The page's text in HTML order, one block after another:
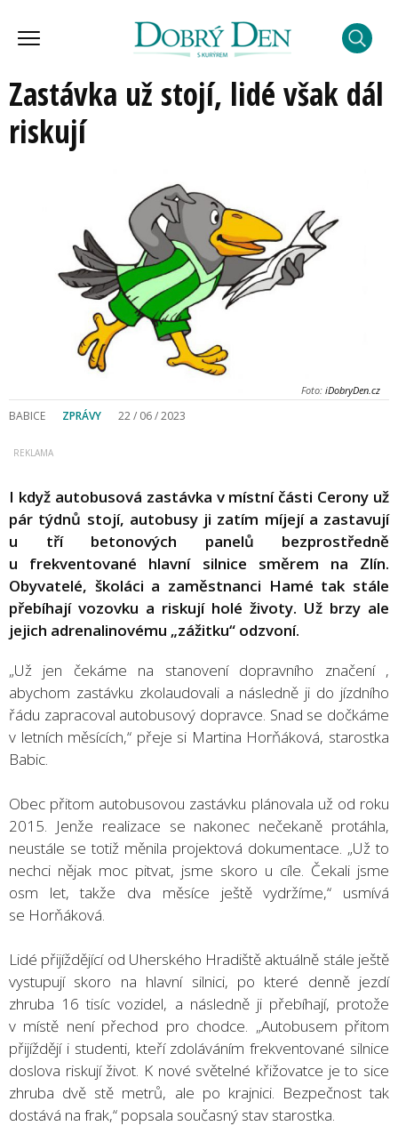
Zastávka už stojí, lidé však dál
riskují
Foto: iDobryDen.cz
BABICE ZPRÁVY 22 / 06 / 2023
I když autobusová zastávka v místní části Cerony už
pár týdnů stojí, autobusy ji zatím míjejí a zastavují
u tří betonových panelů bezprostředně
u frekventované hlavní silnice směrem na Zlín.
Obyvatelé, školáci a zaměstnanci Hamé tak stále
přebíhají vozovku a riskují holé životy. Už brzy ale
jejich adrenalinovému „zážitku“ odzvoní.
„Už jen čekáme na stanovení dopravního značení ,
abychom zastávku zkolaudovali a následně ji do jízdního
řádu zapracoval autobusový dopravce. Snad se dočkáme
v letních měsících,“ přeje si Martina Horňáková, starostka
Babic.
Obec přitom autobusovou zastávku plánovala už od roku
2015. Jenže realizace se nakonec nečekaně protáhla,
neustále se totiž měnila projektová dokumentace. „Už to
nechci nějak moc pitvat, jsme skoro u cíle. Čekali jsme
osm let, takže dva měsíce ještě vydržíme,“ usmívá
se Horňáková.
Lidé přijíždějící od Uherského Hradiště aktuálně stále ještě
vystupují skoro na hlavní silnici, po které denně jezdí
zhruba 16 tisíc vozidel, a následně ji přebíhají, protože
v místě není přechod pro chodce. „Autobusem přitom
přijíždějí i studenti, kteří zdoláváním frekventované silnice
doslova riskují život. K nové světelné křižovatce je to sice
zhruba dvě stě metrů, ale po krajnici. Bezpečnost tak
dostává na frak,“ popsala současný stav starostka.